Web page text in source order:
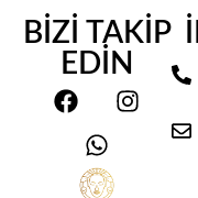
BİZİ TAKİP
EDİN